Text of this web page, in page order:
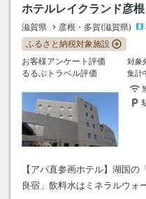
ホテルレイクランド彦根
滋賀県 彦根・多賀(滋賀県)
ふるさと納税対象施設
お客様アンケート評価
対象
るるぶトラベル評価
集計
【アパ直参画ホテル】湖国
良宿」飲料水はミネラルウォ